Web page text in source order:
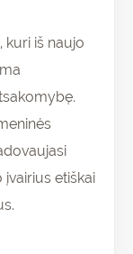
kuri iš naujo
etiškai